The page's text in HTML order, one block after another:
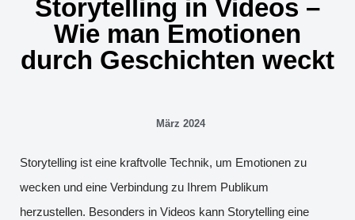
Storytelling in Videos –
Wie man Emotionen
durch Geschichten weckt
März 2024
Storytelling ist eine kraftvolle Technik, um Emotionen zu
wecken und eine Verbindung zu Ihrem Publikum
herzustellen. Besonders in Videos kann Storytelling eine